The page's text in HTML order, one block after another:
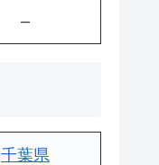
–
千葉県